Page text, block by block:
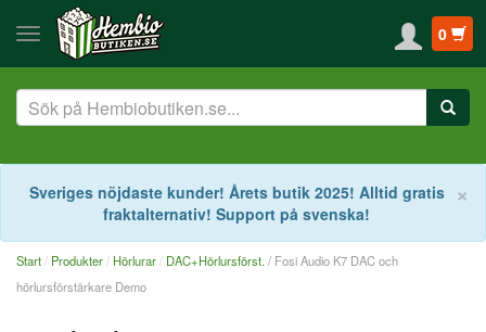
0
×
Sveriges nöjdaste kunder! Årets butik 2025! Alltid gratis
fraktalternativ! Support på svenska!
Start Produkter Hörlurar DAC+Hörlursförst. / Fosi Audio K7 DAC och
hörlursförstärkare Demo